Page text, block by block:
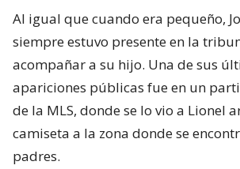
Al igual que cuando era pequeño,
siempre estuvo presente en la
acompañar a su hijo. Una de sus
apariciones públicas fue en un
de la MLS, donde se lo vio a Lionel
camiseta a la zona donde se
padres.